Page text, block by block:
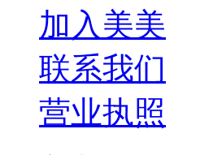
加入美美
联系我们
营业执照